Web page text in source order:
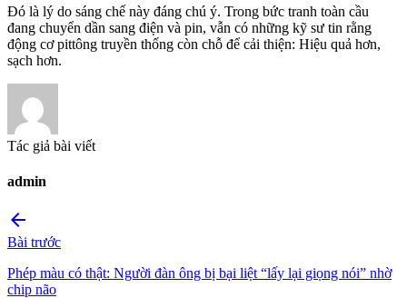
Đó là lý do sáng chế này đáng chú ý. Trong bức tranh toàn cầu
đang chuyển dần sang điện và pin, vẫn có những kỹ sư tin rằng
động cơ pittông truyền thống còn chỗ để cải thiện: Hiệu quả hơn,
sạch hơn.
Tác giả bài viết
admin
arrow_back
Bài trước
Phép màu có thật: Người đàn ông bị bại liệt “lấy lại giọng nói” nhờ
chip não